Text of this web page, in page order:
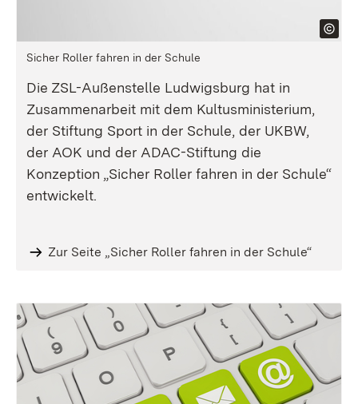
Sicher Roller fahren in der Schule
Die ZSL-Außenstelle Ludwigsburg hat in
Zusammenarbeit mit dem Kultusministerium,
der Stiftung Sport in der Schule, der UKBW,
der AOK und der ADAC-Stiftung die
Konzeption „Sicher Roller fahren in der Schule“
entwickelt.
Zur Seite „Sicher Roller fahren in der Schule“